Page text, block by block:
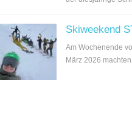
Skiweekend
Am Wochenende
März 2026 machten